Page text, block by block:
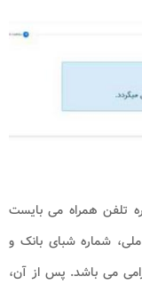
تلفن همراه می بایست
شماره شبای بانک و
می باشد. پس از آن،